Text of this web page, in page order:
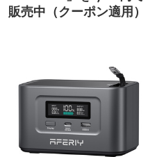
販売中（クーポン適用）